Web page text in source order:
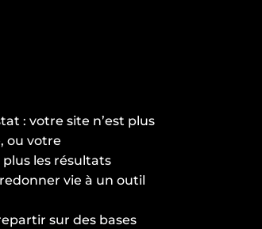
: votre site n’est plus
ou votre
les résultats
vie à un outil
sur des bases